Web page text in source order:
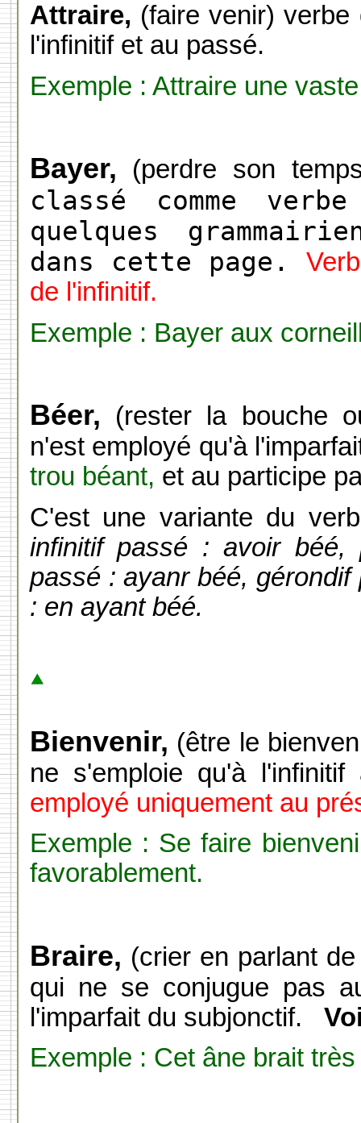
Attraire, (faire venir)
l'infinitif et au passé.
Exemple : Attraire une
Bayer, (perdre son
classé comme
quelques
dans cette page.
de l'infinitif.
Exemple : Bayer aux
Béer, (rester la bouche
n'est employé qu'à
trou béant, et au participe
C'est une variante du
infinitif passé : avoir béé,
passé : ayanr béé,
: en ayant béé.
Bienvenir, (être le
ne s'emploie qu'à
employé uniquement au
Exemple : Se faire
favorablement.
Braire, (crier en parlant
qui ne se conjugue pas
l'imparfait du subjonctif.
Exemple : Cet âne brait